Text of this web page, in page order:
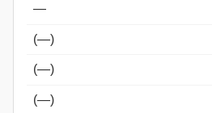
―
(―)
(―)
(―)